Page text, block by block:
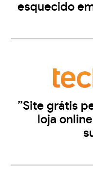
esquecido
”Site grátis
loja